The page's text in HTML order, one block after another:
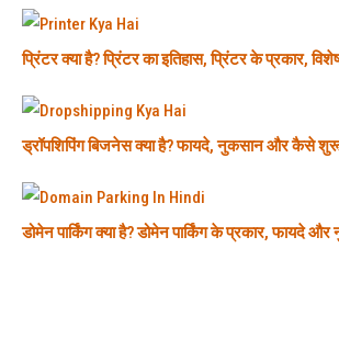
प्रिंटर क्या है? प्रिंटर का इतिहास, प्रिंटर के प्रकार,
ड्रॉपशिपिंग बिजनेस क्या है? फायदे, नुकसान और कैसे
डोमेन पार्किंग क्या है? डोमेन पार्किंग के प्रकार, फायदे